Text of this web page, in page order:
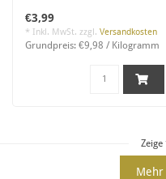
getreidefre..
€3,99
* Inkl. MwSt. zzgl. Versandkosten
Grundpreis: €9,98 / Kilogramm
Zeige
Mehr